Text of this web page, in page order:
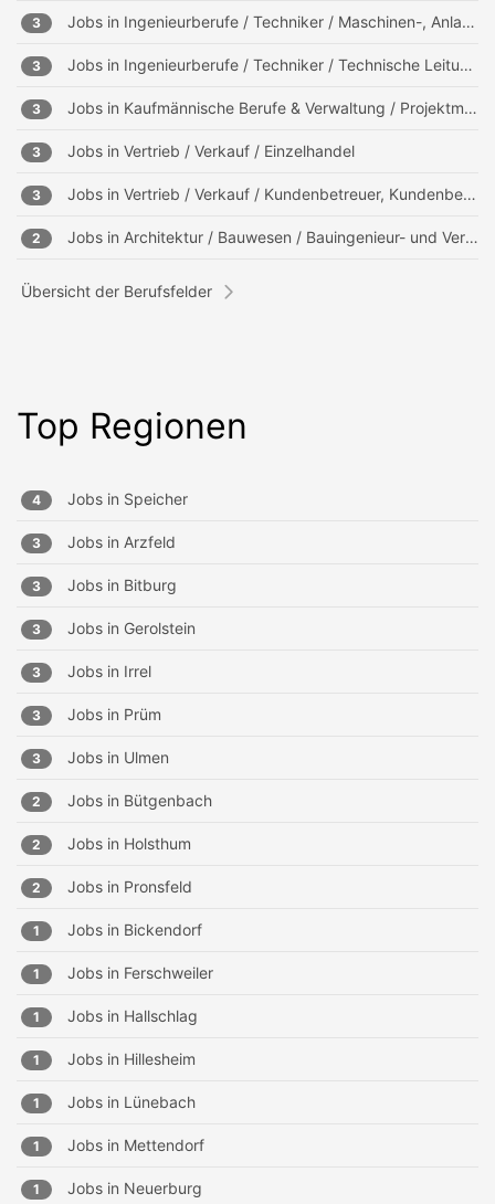
3 Jobs in Ingenieurberufe / Techniker / Maschinen-, Anlagenbau
3 Jobs in Ingenieurberufe / Techniker / Technische Leitung, Projektleitung
3 Jobs in Kaufmännische Berufe & Verwaltung / Projektmanagement, Projektleitung
3 Jobs in Vertrieb / Verkauf / Einzelhandel
3 Jobs in Vertrieb / Verkauf / Kundenbetreuer, Kundenberater
2 Jobs in Architektur / Bauwesen / Bauingenieur- und Vermessungswesen
Übersicht der Berufsfelder
Top Regionen
4 Jobs in Speicher
3 Jobs in Arzfeld
3 Jobs in Bitburg
3 Jobs in Gerolstein
3 Jobs in Irrel
3 Jobs in Prüm
3 Jobs in Ulmen
2 Jobs in Bütgenbach
2 Jobs in Holsthum
2 Jobs in Pronsfeld
1 Jobs in Bickendorf
1 Jobs in Ferschweiler
1 Jobs in Hallschlag
1 Jobs in Hillesheim
1 Jobs in Lünebach
1 Jobs in Mettendorf
1 Jobs in Neuerburg